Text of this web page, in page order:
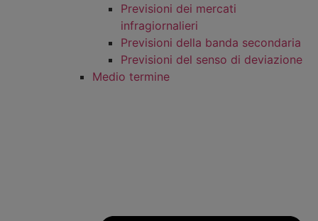
Previsioni dei mercati
infragiornalieri
Previsioni della banda secondaria
Previsioni del senso di deviazione
Medio termine